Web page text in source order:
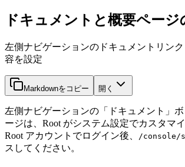
ドキュメントと概要ページ
左側ナビゲーションのドキュメントリン
容を設定
Markdownをコピー 開く
左側ナビゲーションの「ドキュメント」
ージは、Root がシステム設定でカスタマ
Root アカウントでログイン後、
/console/
スしてください。